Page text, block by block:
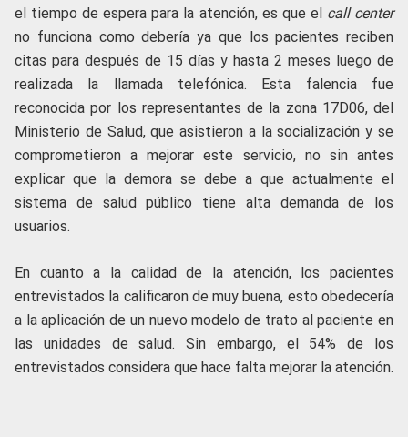
el tiempo de espera para la atención, es que el call center
no funciona como debería ya que los pacientes reciben
citas para después de 15 días y hasta 2 meses luego de
realizada la llamada telefónica. Esta falencia fue
reconocida por los representantes de la zona 17D06, del
Ministerio de Salud, que asistieron a la socialización y se
comprometieron a mejorar este servicio, no sin antes
explicar que la demora se debe a que actualmente el
sistema de salud público tiene alta demanda de los
usuarios.
En cuanto a la calidad de la atención, los pacientes
entrevistados la calificaron de muy buena, esto obedecería
a la aplicación de un nuevo modelo de trato al paciente en
las unidades de salud. Sin embargo, el 54% de los
entrevistados considera que hace falta mejorar la atención.